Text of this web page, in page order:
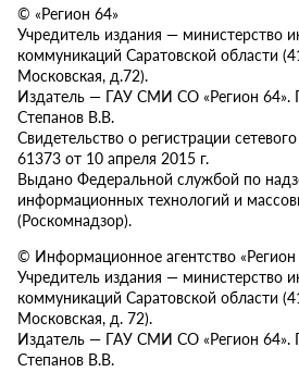
© «Регион 64»
Учредитель издания — министерство
коммуникаций Саратовской области
Московская, д.72).
Издатель — ГАУ СМИ СО «Регион 64».
Степанов В.В.
Свидетельство о регистрации
61373 от 10 апреля 2015 г.
Выдано Федеральной службой по
информационных технологий и
(Роскомнадзор).
© Информационное агентство «Регион
Учредитель издания — министерство
коммуникаций Саратовской области
Московская, д. 72).
Издатель — ГАУ СМИ СО «Регион 64».
Степанов В.В.